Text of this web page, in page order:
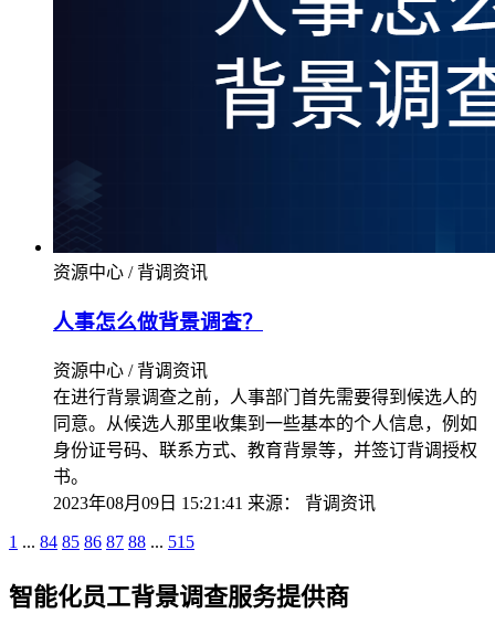
资源中心 / 背调资讯
人事怎么做背景调查？
资源中心 / 背调资讯
在进行背景调查之前，人事部门首先需要得到候选人的
同意。从候选人那里收集到一些基本的个人信息，例如
身份证号码、联系方式、教育背景等，并签订背调授权
书。
2023年08月09日 15:21:41 来源： 背调资讯
1 ... 84 85 86 87 88 ... 515
智能化员工背景调查服务提供商